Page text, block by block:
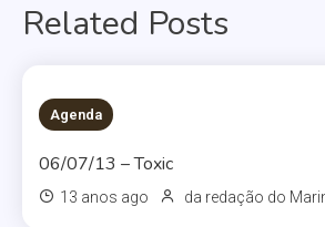
Post
Related Posts
Agenda
06/07/13 – Toxic
13 anos ago da redação do